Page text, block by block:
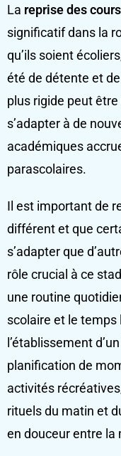
La reprise des cours
significatif dans la
qu’ils soient
été de détente et
plus rigide peut
s’adapter à de
académiques
parascolaires.
Il est important de
différent et que
s’adapter que
rôle crucial à ce
une routine
scolaire et le temps
l’établissement
planification de
activités
rituels du matin et
en douceur entre la